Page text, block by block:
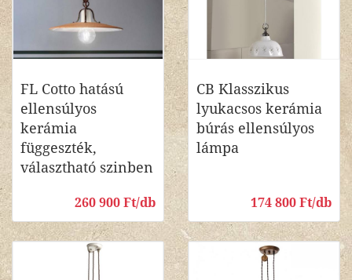
FL Cotto hatású
ellensúlyos
kerámia
függeszték,
választható szinben
260 900 Ft/db
CB Klasszikus
lyukacsos kerámia
búrás ellensúlyos
lámpa
174 800 Ft/db